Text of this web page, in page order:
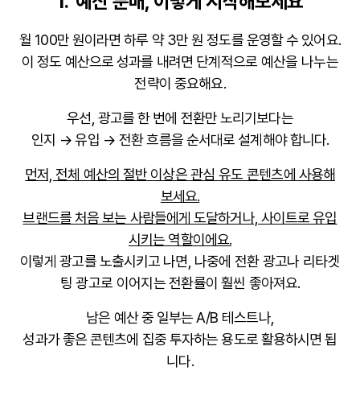
월 100만 원이라면 하루 약 3만 원 정도를 운영할 수 있어요.
이 정도 예산으로 성과를 내려면 단계적으로 예산을 나누는
전략이 중요해요.
우선, 광고를 한 번에 전환만 노리기보다는
인지 → 유입 → 전환흐름을 순서대로 설계해야 합니다.
먼저, 전체 예산의 절반 이상은관심 유도 콘텐츠에 사용해
보세요.
브랜드를 처음 보는 사람들에게 도달하거나, 사이트로 유입
시키는 역할이에요.
이렇게 광고를 노출시키고 나면, 나중에 전환 광고나 리타겟
팅 광고로 이어지는 전환률이 훨씬 좋아져요.
남은 예산 중 일부는A/B 테스트나,
성과가 좋은 콘텐츠에 집중 투자하는 용도로 활용하시면 됩
니다.